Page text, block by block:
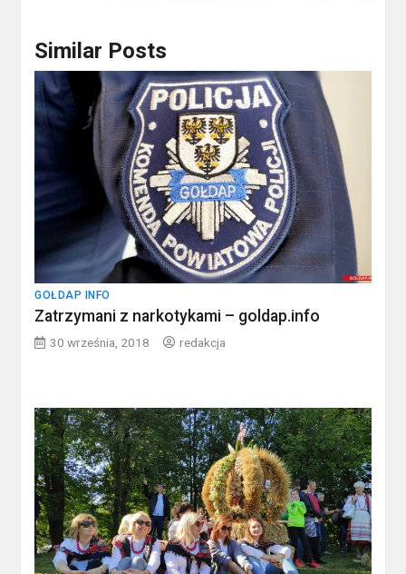
Similar Posts
GOŁDAP INFO
Zatrzymani z narkotykami – goldap.info
30 września, 2018 redakcja